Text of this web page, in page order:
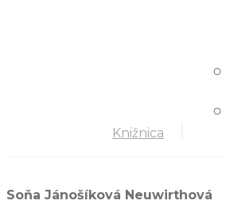
Knižnica
Soňa Jánošíková Neuwirthová